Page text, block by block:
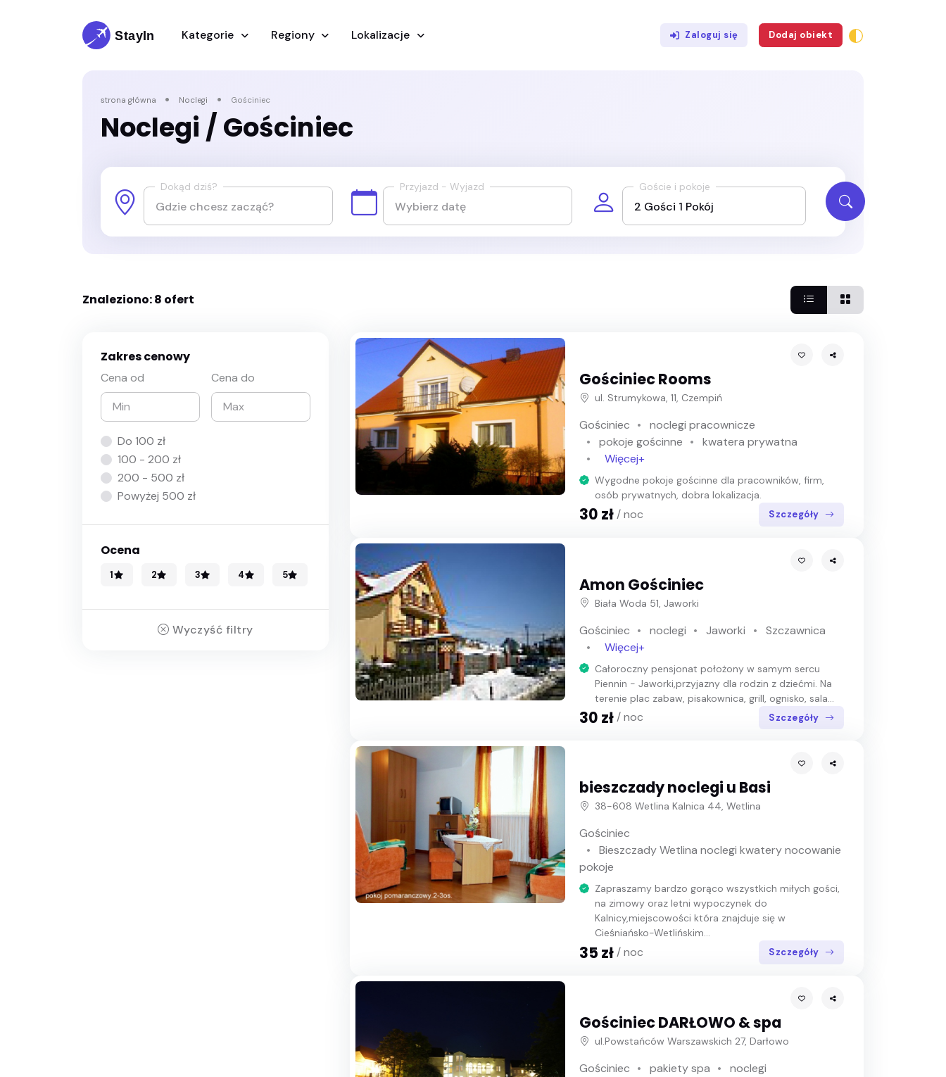
Kategorie Regiony Lokalizacje Zaloguj się Dodaj obiekt
strona główna Noclegi Gościniec
Noclegi / Gościniec
Dokąd dziś? Przyjazd - Wyjazd Goście i pokoje
Znaleziono: 8 ofert
Zakres cenowy
Cena od Cena do
Do 100 zł
100 - 200 zł
200 - 500 zł
Powyżej 500 zł
Ocena
1 2 3 4 5
Wyczyść filtry
Gościniec Rooms
ul. Strumykowa, 11, Czempiń
Gościniec
noclegi pracownicze
pokoje gościnne
kwatera prywatna
Więcej+
Wygodne pokoje gościnne dla pracowników, firm,
osób prywatnych, dobra lokalizacja.
30 zł / noc Szczegóły
Amon Gościniec
Biała Woda 51, Jaworki
Gościniec noclegi Jaworki
Szczawnica
Więcej+
Całoroczny pensjonat położony w samym sercu
Piennin - Jaworki,przyjazny dla rodzin z dziećmi. Na
terenie plac zabaw, pisakownica, grill, ognisko, sala...
30 zł / noc Szczegóły
bieszczady noclegi u Basi
38-608 Wetlina Kalnica 44, Wetlina
Gościniec
Bieszczady Wetlina noclegi kwatery nocowanie
pokoje
Zapraszamy bardzo gorąco wszystkich miłych gości,
na zimowy oraz letni wypoczynek do
Kalnicy,miejscowości która znajduje się w
Cieśniańsko-Wetlińskim...
35 zł / noc Szczegóły
Gościniec DARŁOWO & spa
ul.Powstańców Warszawskich 27, Darłowo
Gościniec pakiety spa
noclegi